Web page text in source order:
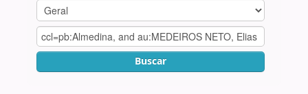
Buscar